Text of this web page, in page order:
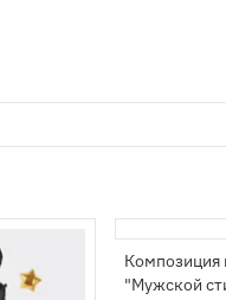
Композиция
"Мужской